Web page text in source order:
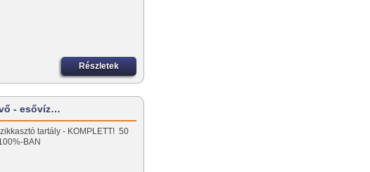
Részletek
- esővíz…
tartály - KOMPLETT! 50
BAN